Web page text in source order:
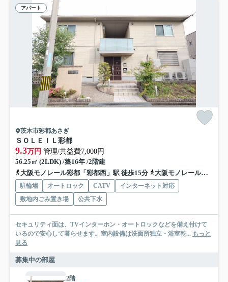
アパート
茨木市彩都あさぎ
ＳＯＬＥＩＬ彩都
9.3万円 管理/共益費7,000円
56.25㎡ (2LDK) /築16年 /2階建
大阪モノレール彩都「彩都西」駅 徒歩15分
大阪モノレール彩都「豊川」駅 徒歩24分
駐輪場 オートロック CATV
インターネット対応
敷地内ごみ置き場
公共下水
セキュリティ面は、TVインターホン・オートロックなどを備え付けて
いるので安心して暮らせます。室内設備は洗面所独立・浴室乾... もっと
見る
募集中の部屋
2階